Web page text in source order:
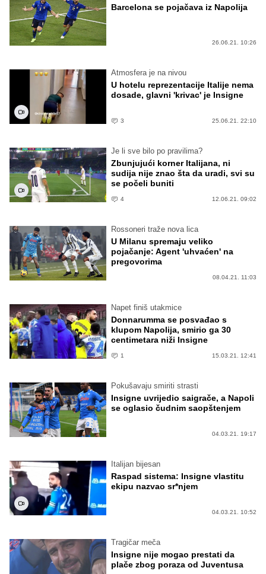
Barcelona se pojačava iz Napolija
26.06.21. 10:26
Atmosfera je na nivou
U hotelu reprezentacije Italije nema
dosade, glavni 'krivac' je Insigne
3 25.06.21. 22:10
Je li sve bilo po pravilima?
Zbunjujući korner Italijana, ni
sudija nije znao šta da uradi, svi su
se počeli buniti
4 12.06.21. 09:02
Rossoneri traže nova lica
U Milanu spremaju veliko
pojačanje: Agent 'uhvaćen' na
pregovorima
08.04.21. 11:03
Napet finiš utakmice
Donnarumma se posvađao s
klupom Napolija, smirio ga 30
centimetara niži Insigne
1 15.03.21. 12:41
Pokušavaju smiriti strasti
Insigne uvrijedio saigrače, a Napoli
se oglasio čudnim saopštenjem
04.03.21. 19:17
Italijan bijesan
Raspad sistema: Insigne vlastitu
ekipu nazvao sr*njem
04.03.21. 10:52
Tragičar meča
Insigne nije mogao prestati da
plače zbog poraza od Juventusa